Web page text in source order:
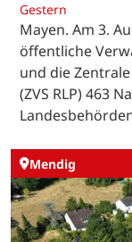
Gestern
Mayen. Am 3.
öffentliche
und die
(ZVS RLP) 463
Mendig